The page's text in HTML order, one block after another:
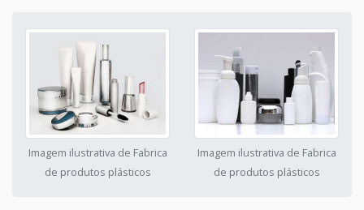
Imagem ilustrativa de Fabrica
de produtos plásticos
Imagem ilustrativa de Fabrica
de produtos plásticos